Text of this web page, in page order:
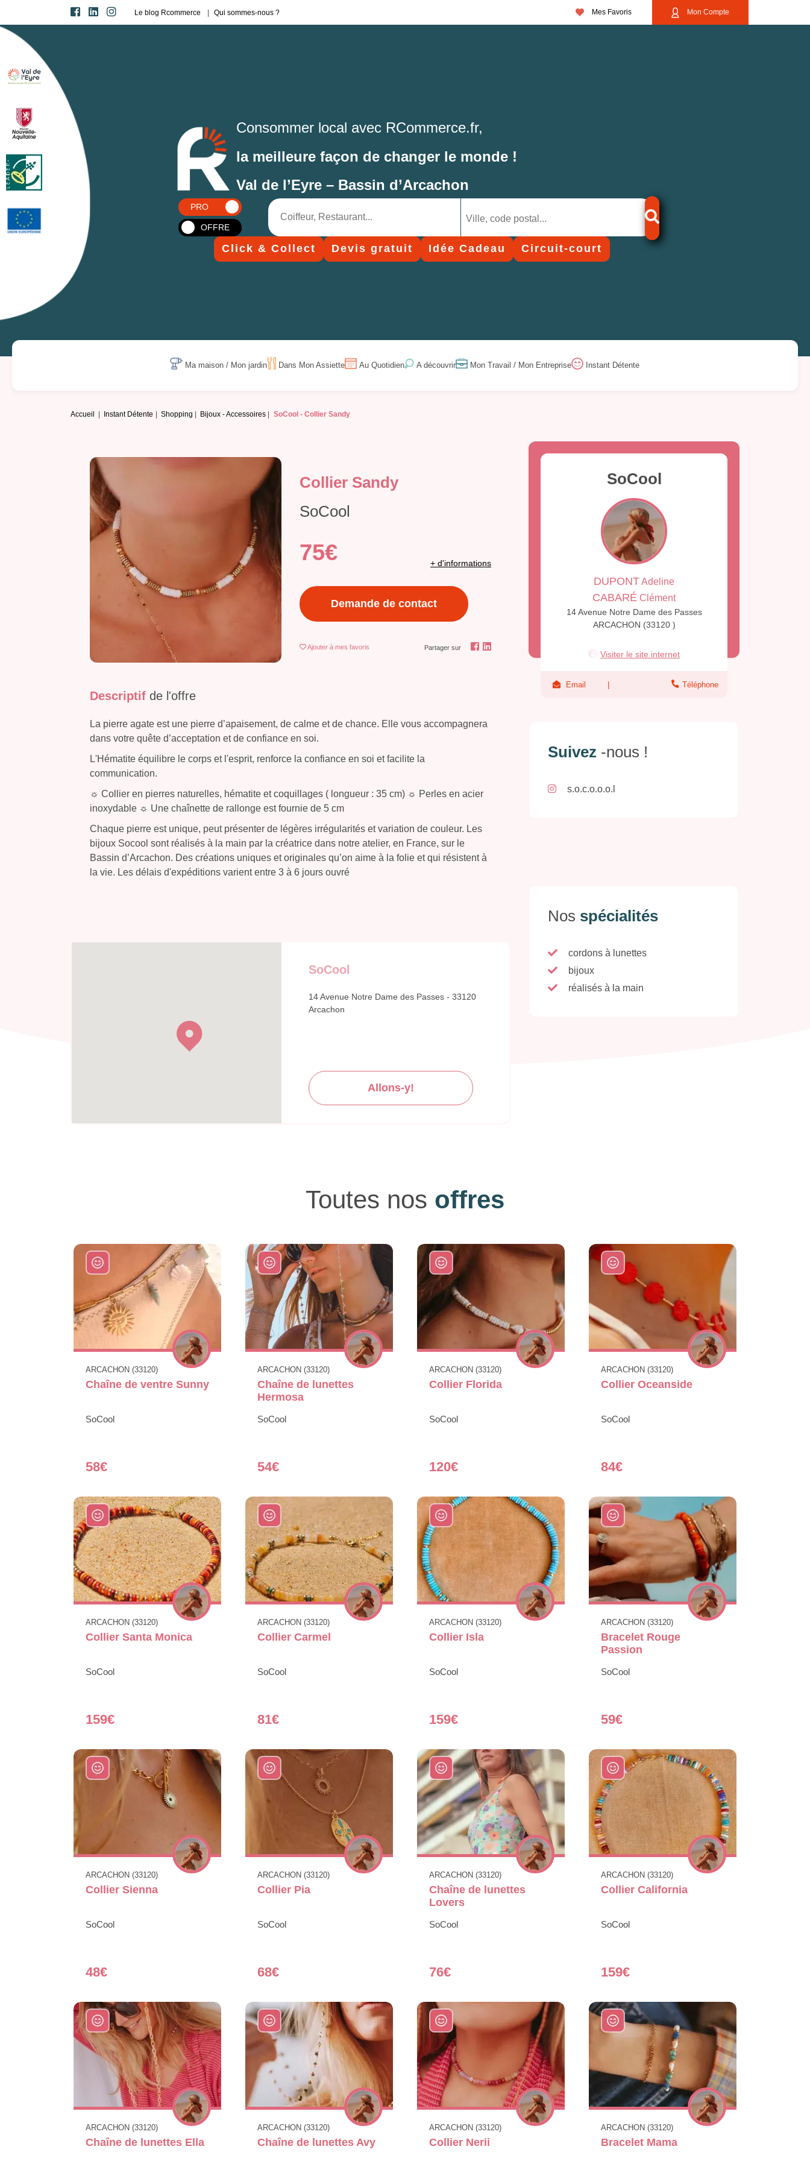
Le blog Rcommerce Qui sommes-nous ? Mes Favoris Mon Compte
Consommer local avec RCommerce.fr,
la meilleure façon de changer le monde !
Val de l’Eyre – Bassin d’Arcachon
PRO
OFFRE
Click & Collect Devis gratuit Idée Cadeau Circuit-court
Ma maison / Mon jardin Dans Mon Assiette Au Quotidien A découvrir Mon Travail / Mon Entreprise Instant Détente
Accueil Instant Détente Shopping Bijoux - Accessoires SoCool - Collier Sandy
Collier Sandy
SoCool
75€ + d'informations
Demande de contact
Ajouter à mes favoris Partager sur
Descriptif de l'offre
La pierre agate est une pierre d’apaisement, de calme et de chance. Elle vous accompagnera
dans votre quête d’acceptation et de confiance en soi.
L'Hématite équilibre le corps et l'esprit, renforce la confiance en soi et facilite la
communication.
☼ Collier en pierres naturelles, hématite et coquillages ( longueur : 35 cm) ☼ Perles en acier
inoxydable ☼ Une chaînette de rallonge est fournie de 5 cm
Chaque pierre est unique, peut présenter de légères irrégularités et variation de couleur. Les
bijoux Socool sont réalisés à la main par la créatrice dans notre atelier, en France, sur le
Bassin d’Arcachon. Des créations uniques et originales qu’on aime à la folie et qui résistent à
la vie. Les délais d'expéditions varient entre 3 à 6 jours ouvré
SoCool
14 Avenue Notre Dame des Passes - 33120
Arcachon
Allons-y!
SoCool
DUPONTAdeline
CABARÉ Clément
14 Avenue Notre Dame des Passes
ARCACHON (33120 )
Visiter le site internet
Email Téléphone
Suivez -nous !
s.o.c.o.o.o.l
Nos spécialités
cordons à lunettes
bijoux
réalisés à la main
Toutes nos offres
ARCACHON (33120)
Chaîne de ventre Sunny
SoCool
58€
ARCACHON (33120)
Chaîne de lunettes
Hermosa
SoCool
54€
ARCACHON (33120)
Collier Florida
SoCool
120€
ARCACHON (33120)
Collier Oceanside
SoCool
84€
ARCACHON (33120)
Collier Santa Monica
SoCool
159€
ARCACHON (33120)
Collier Carmel
SoCool
81€
ARCACHON (33120)
Collier Isla
SoCool
159€
ARCACHON (33120)
Bracelet Rouge
Passion
SoCool
59€
ARCACHON (33120)
Collier Sienna
SoCool
48€
ARCACHON (33120)
Collier Pia
SoCool
68€
ARCACHON (33120)
Chaîne de lunettes
Lovers
SoCool
76€
ARCACHON (33120)
Collier California
SoCool
159€
ARCACHON (33120)
Chaîne de lunettes Ella
ARCACHON (33120)
Chaîne de lunettes Avy
ARCACHON (33120)
Collier Nerii
ARCACHON (33120)
Bracelet Mama